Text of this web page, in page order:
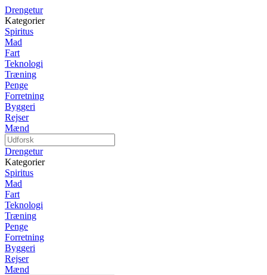
Drengetur
Kategorier
Spiritus
Mad
Fart
Teknologi
Træning
Penge
Forretning
Byggeri
Rejser
Mænd
Drengetur
Kategorier
Spiritus
Mad
Fart
Teknologi
Træning
Penge
Forretning
Byggeri
Rejser
Mænd